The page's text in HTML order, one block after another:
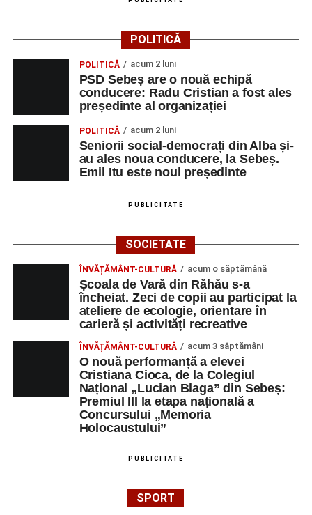
iluminatului public pe timpul nopții, în contextul
apelului la economii al Guvernului Bolojan
Duminică, 23 august 2026, Râpa Roșie găzduiește
cea de-a III-a ediție a concursului „CicloAventurier
de Sebeș”
Primul concert din cadrul String Symphonic Camp
2026 a adus emoție și aplauze la Sebeș
POLITICĂ
POLITICĂ acum 2 luni
PSD Sebeș are o nouă echipă
conducere: Radu Cristian a fost ales
președinte al organizației
POLITICĂ acum 2 luni
Seniorii social-democrați din Alba și-
au ales noua conducere, la Sebeș.
Emil Itu este noul președinte
PUBLICITATE
SOCIETATE
ÎNVĂȚĂMÂNT-CULTURĂ acum o săptămână
Școala de Vară din Răhău s-a
încheiat. Zeci de copii au participat la
ateliere de ecologie, orientare în
carieră și activități recreative
ÎNVĂȚĂMÂNT-CULTURĂ acum 3 săptămâni
O nouă performanță a elevei
Cristiana Cioca, de la Colegiul
Național „Lucian Blaga” din Sebeș:
Premiul III la etapa națională a
Concursului „Memoria
Holocaustului”
PUBLICITATE
SPORT